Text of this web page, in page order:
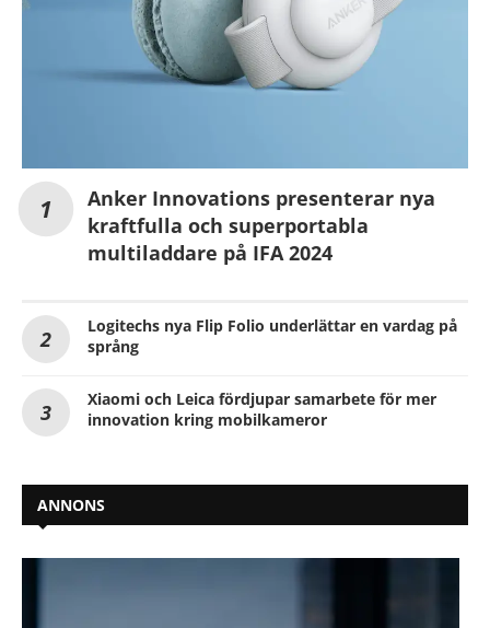
Anker Innovations presenterar nya
kraftfulla och superportabla
multiladdare på IFA 2024
Logitechs nya Flip Folio underlättar en vardag på
språng
Xiaomi och Leica fördjupar samarbete för mer
innovation kring mobilkameror
ANNONS